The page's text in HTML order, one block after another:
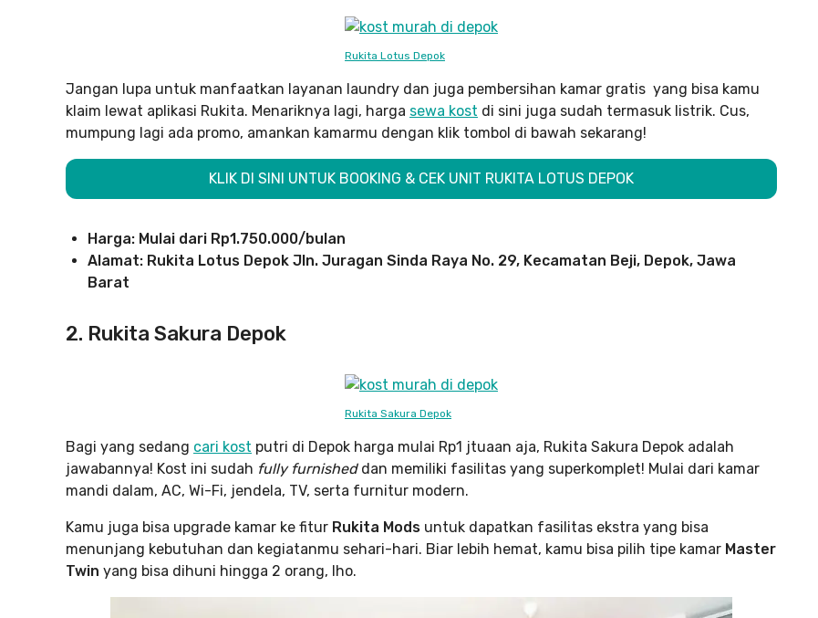
Rukita Lotus Depok
Jangan lupa untuk manfaatkan layanan laundry dan juga pembersihan kamar gratis yang bisa kamu
klaim lewat aplikasi Rukita. Menariknya lagi, harga sewa kost di sini juga sudah termasuk listrik. Cus,
mumpung lagi ada promo, amankan kamarmu dengan klik tombol di bawah sekarang!
KLIK DI SINI UNTUK BOOKING & CEK UNIT RUKITA LOTUS DEPOK
Harga: Mulai dari Rp1.750.000/bulan
Alamat: Rukita Lotus Depok Jln. Juragan Sinda Raya No. 29, Kecamatan Beji, Depok, Jawa
Barat
2. Rukita Sakura Depok
Rukita Sakura Depok
Bagi yang sedang cari kost putri di Depok harga mulai Rp1 jtuaan aja, Rukita Sakura Depok adalah
jawabannya! Kost ini sudah fully furnished dan memiliki fasilitas yang superkomplet! Mulai dari kamar
mandi dalam, AC, Wi-Fi, jendela, TV, serta furnitur modern.
Kamu juga bisa upgrade kamar ke fitur Rukita Mods untuk dapatkan fasilitas ekstra yang bisa
menunjang kebutuhan dan kegiatanmu sehari-hari. Biar lebih hemat, kamu bisa pilih tipe kamar Master
Twin yang bisa dihuni hingga 2 orang, lho.